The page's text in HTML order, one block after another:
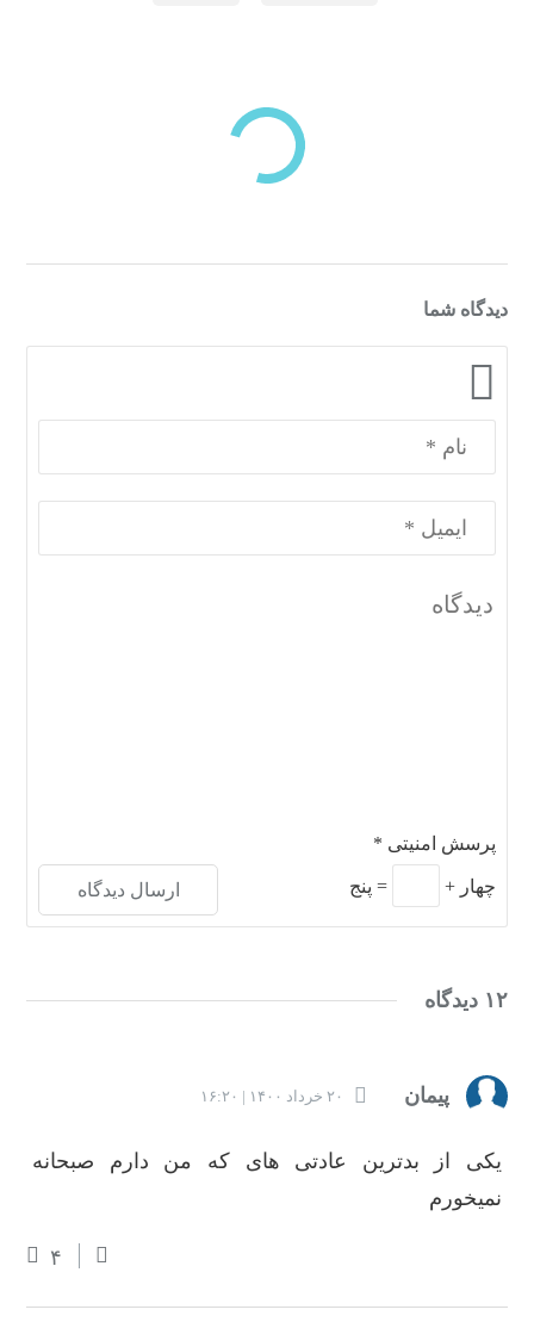
دسته‌بندی‌های منتخب برای شما
دیدگاه شما
پرسش امنیتی *
چهار +
= پنج
۱۲ دیدگاه
پیمان ۲۰ خرداد ۱۴۰۰ | ۱۶:۲۰
یکی از بدترین عادتی های که من دارم صبحانه
نمیخورم
۴